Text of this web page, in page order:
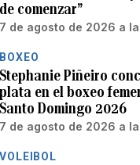
de comenzar”
7 de agosto de 2026 a
BOXEO
Stephanie Piñeiro
plata en el boxeo
Santo Domingo 2026
7 de agosto de 2026 a
VOLEIBOL